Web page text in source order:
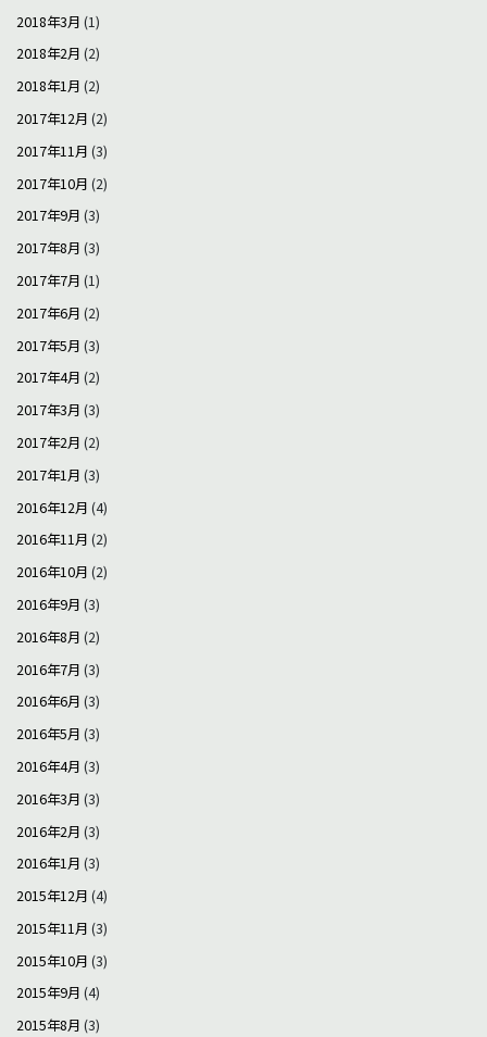
2018年3月 (1)
2018年2月 (2)
2018年1月 (2)
2017年12月 (2)
2017年11月 (3)
2017年10月 (2)
2017年9月 (3)
2017年8月 (3)
2017年7月 (1)
2017年6月 (2)
2017年5月 (3)
2017年4月 (2)
2017年3月 (3)
2017年2月 (2)
2017年1月 (3)
2016年12月 (4)
2016年11月 (2)
2016年10月 (2)
2016年9月 (3)
2016年8月 (2)
2016年7月 (3)
2016年6月 (3)
2016年5月 (3)
2016年4月 (3)
2016年3月 (3)
2016年2月 (3)
2016年1月 (3)
2015年12月 (4)
2015年11月 (3)
2015年10月 (3)
2015年9月 (4)
2015年8月 (3)